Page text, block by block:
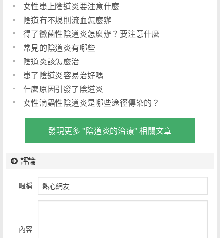
女性患上陰道炎要注意什麼
陰道有不規則流血怎麼辦
得了黴菌性陰道炎怎麼辦？要注意什麼
常見的陰道炎有哪些
陰道炎該怎麼治
患了陰道炎容易治好嗎
什麼原因引發了陰道炎
女性滴蟲性陰道炎是哪些途徑傳染的？
發現更多 "陰道炎的治療" 相關文章
評論
暱稱
內容